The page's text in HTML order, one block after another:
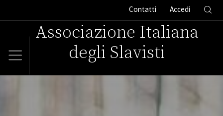
Contatti Accedi
Associazione Italiana
degli Slavisti